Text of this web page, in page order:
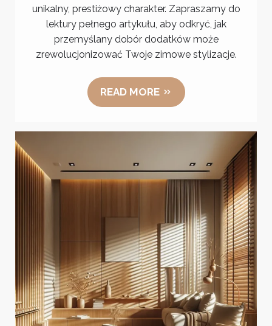
unikalny, prestiżowy charakter. Zapraszamy do
lektury pełnego artykułu, aby odkryć, jak
przemyślany dobór dodatków może
zrewolucjonizować Twoje zimowe stylizacje.
READ MORE